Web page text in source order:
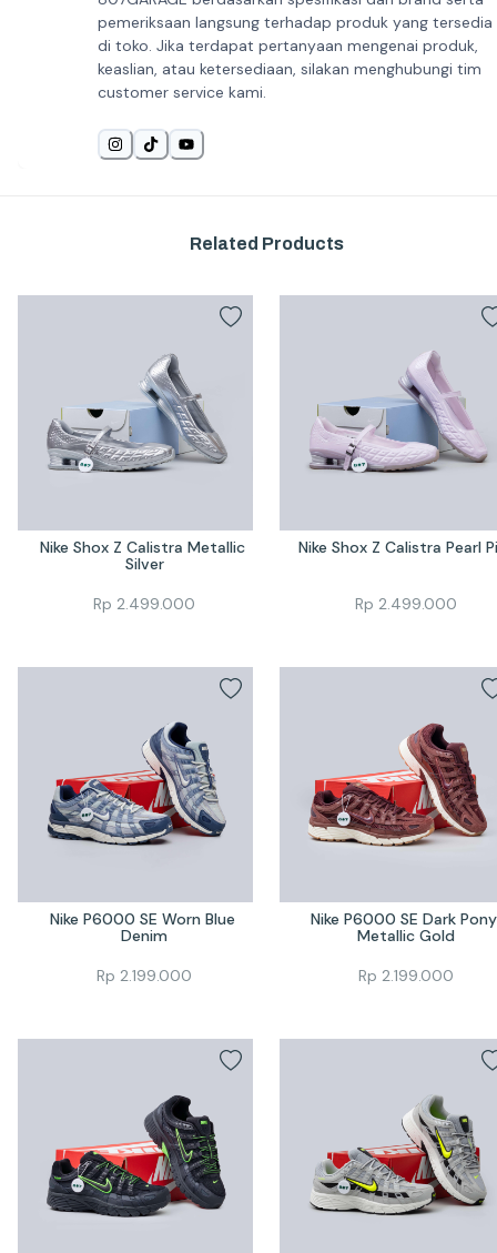
pemeriksaan langsung terhadap produk yang tersedia
di toko. Jika terdapat pertanyaan mengenai produk,
keaslian, atau ketersediaan, silakan menghubungi tim
customer service kami.
Related Products
Nike Shox Z Calistra Metallic
Silver
Rp 2.499.000
Nike Shox Z Calistra Pearl
Rp 2.499.000
Nike P6000 SE Worn Blue
Denim
Rp 2.199.000
Nike P6000 SE Dark Pony
Metallic Gold
Rp 2.199.000